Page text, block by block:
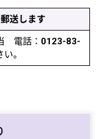
送します
電話： 0123-83-
。